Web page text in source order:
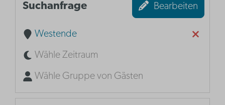
Suchanfrage Bearbeiten
Westende
Wähle Zeitraum
Wähle Gruppe von Gästen